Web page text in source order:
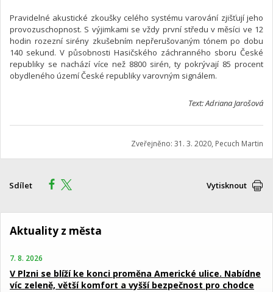
Pravidelné akustické zkoušky celého systému varování zjišťují jeho
provozuschopnost. S výjimkami se vždy první středu v měsíci ve 12
hodin rozezní sirény zkušebním nepřerušovaným tónem po dobu
140 sekund. V působnosti Hasičského záchranného sboru České
republiky se nachází více než 8800 sirén, ty pokrývají 85 procent
obydleného území České republiky varovným signálem.
Text: Adriana Jarošová
Zveřejněno: 31. 3. 2020, Pecuch Martin
Sdílet Vytisknout
Aktuality z města
7. 8. 2026
V Plzni se blíží ke konci proměna Americké ulice. Nabídne
víc zeleně, větší komfort a vyšší bezpečnost pro chodce